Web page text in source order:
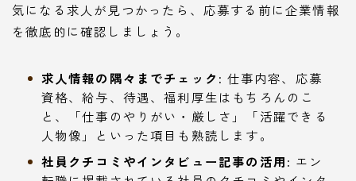
気になる求人が見つかったら、応募する前に企業情報
を徹底的に確認しましょう。
求人情報の隅々までチェック: 仕事内容、応募
資格、給与、待遇、福利厚生はもちろんのこ
と、「仕事のやりがい・厳しさ」「活躍できる
人物像」といった項目も熟読します。
社員クチコミやインタビュー記事の活用: エン